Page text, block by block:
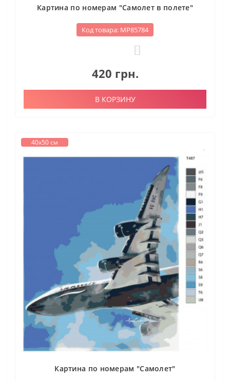
Картина по номерам "Самолет в полете"
Код товара: МР85784
420 грн.
В КОРЗИНУ
40х50 см
Картина по номерам "Самолет"